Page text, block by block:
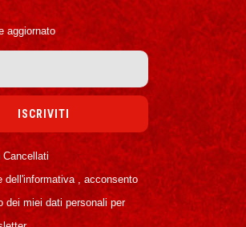
aggiornato
Cancellati
dell'informativa , acconsento
dei miei dati personali per